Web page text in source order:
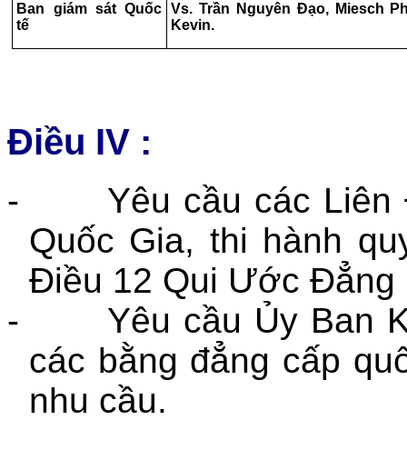
Ban giám sát Quốc
tế
Vs. Trần Nguyên Đạo, Miesch
Kevin.
Điều IV :
-
Yêu cầu các
Quốc Gia, thi hành
Điều 12 Qui Ước Đẳng
-
Yêu cầu Ủy Ban
các bằng đẳng cấp
nhu cầu.